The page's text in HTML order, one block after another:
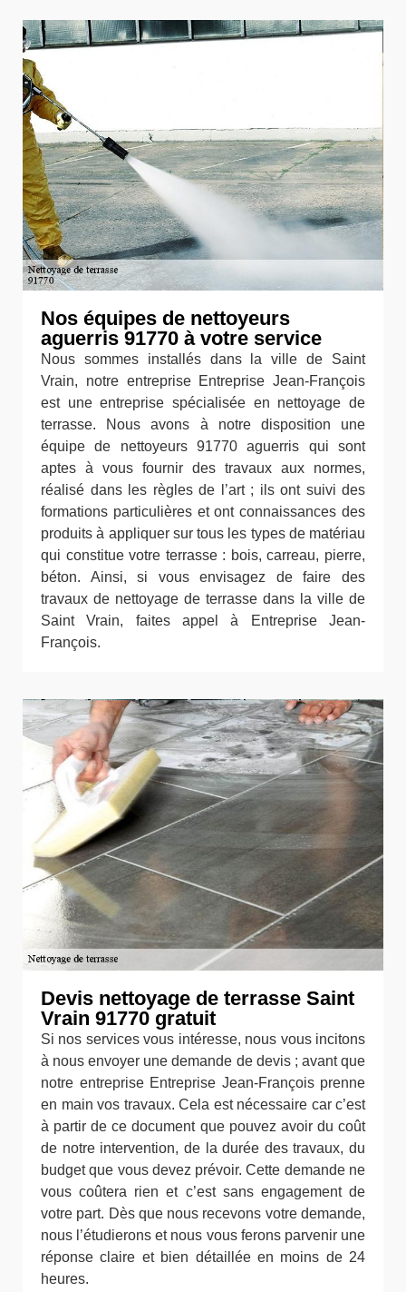
Nos équipes de nettoyeurs
aguerris 91770 à votre service
Nous sommes installés dans la ville de Saint
Vrain, notre entreprise Entreprise Jean-François
est une entreprise spécialisée en nettoyage de
terrasse. Nous avons à notre disposition une
équipe de nettoyeurs 91770 aguerris qui sont
aptes à vous fournir des travaux aux normes,
réalisé dans les règles de l’art ; ils ont suivi des
formations particulières et ont connaissances des
produits à appliquer sur tous les types de matériau
qui constitue votre terrasse : bois, carreau, pierre,
béton. Ainsi, si vous envisagez de faire des
travaux de nettoyage de terrasse dans la ville de
Saint Vrain, faites appel à Entreprise Jean-
François.
Devis nettoyage de terrasse Saint
Vrain 91770 gratuit
Si nos services vous intéresse, nous vous incitons
à nous envoyer une demande de devis ; avant que
notre entreprise Entreprise Jean-François prenne
en main vos travaux. Cela est nécessaire car c’est
à partir de ce document que pouvez avoir du coût
de notre intervention, de la durée des travaux, du
budget que vous devez prévoir. Cette demande ne
vous coûtera rien et c’est sans engagement de
votre part. Dès que nous recevons votre demande,
nous l’étudierons et nous vous ferons parvenir une
réponse claire et bien détaillée en moins de 24
heures.